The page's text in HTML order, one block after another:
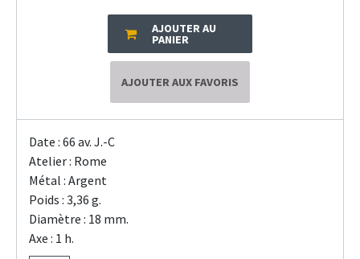
AJOUTER AU
PANIER
AJOUTER AUX FAVORIS
Date : 66 av. J.-C
Atelier : Rome
Métal : Argent
Poids : 3,36 g.
Diamètre : 18 mm.
Axe : 1 h.